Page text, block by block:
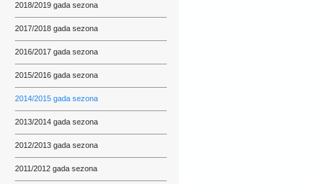
2018/2019 gada sezona
2017/2018 gada sezona
2016/2017 gada sezona
2015/2016 gada sezona
2014/2015 gada sezona
2013/2014 gada sezona
2012/2013 gada sezona
2011/2012 gada sezona